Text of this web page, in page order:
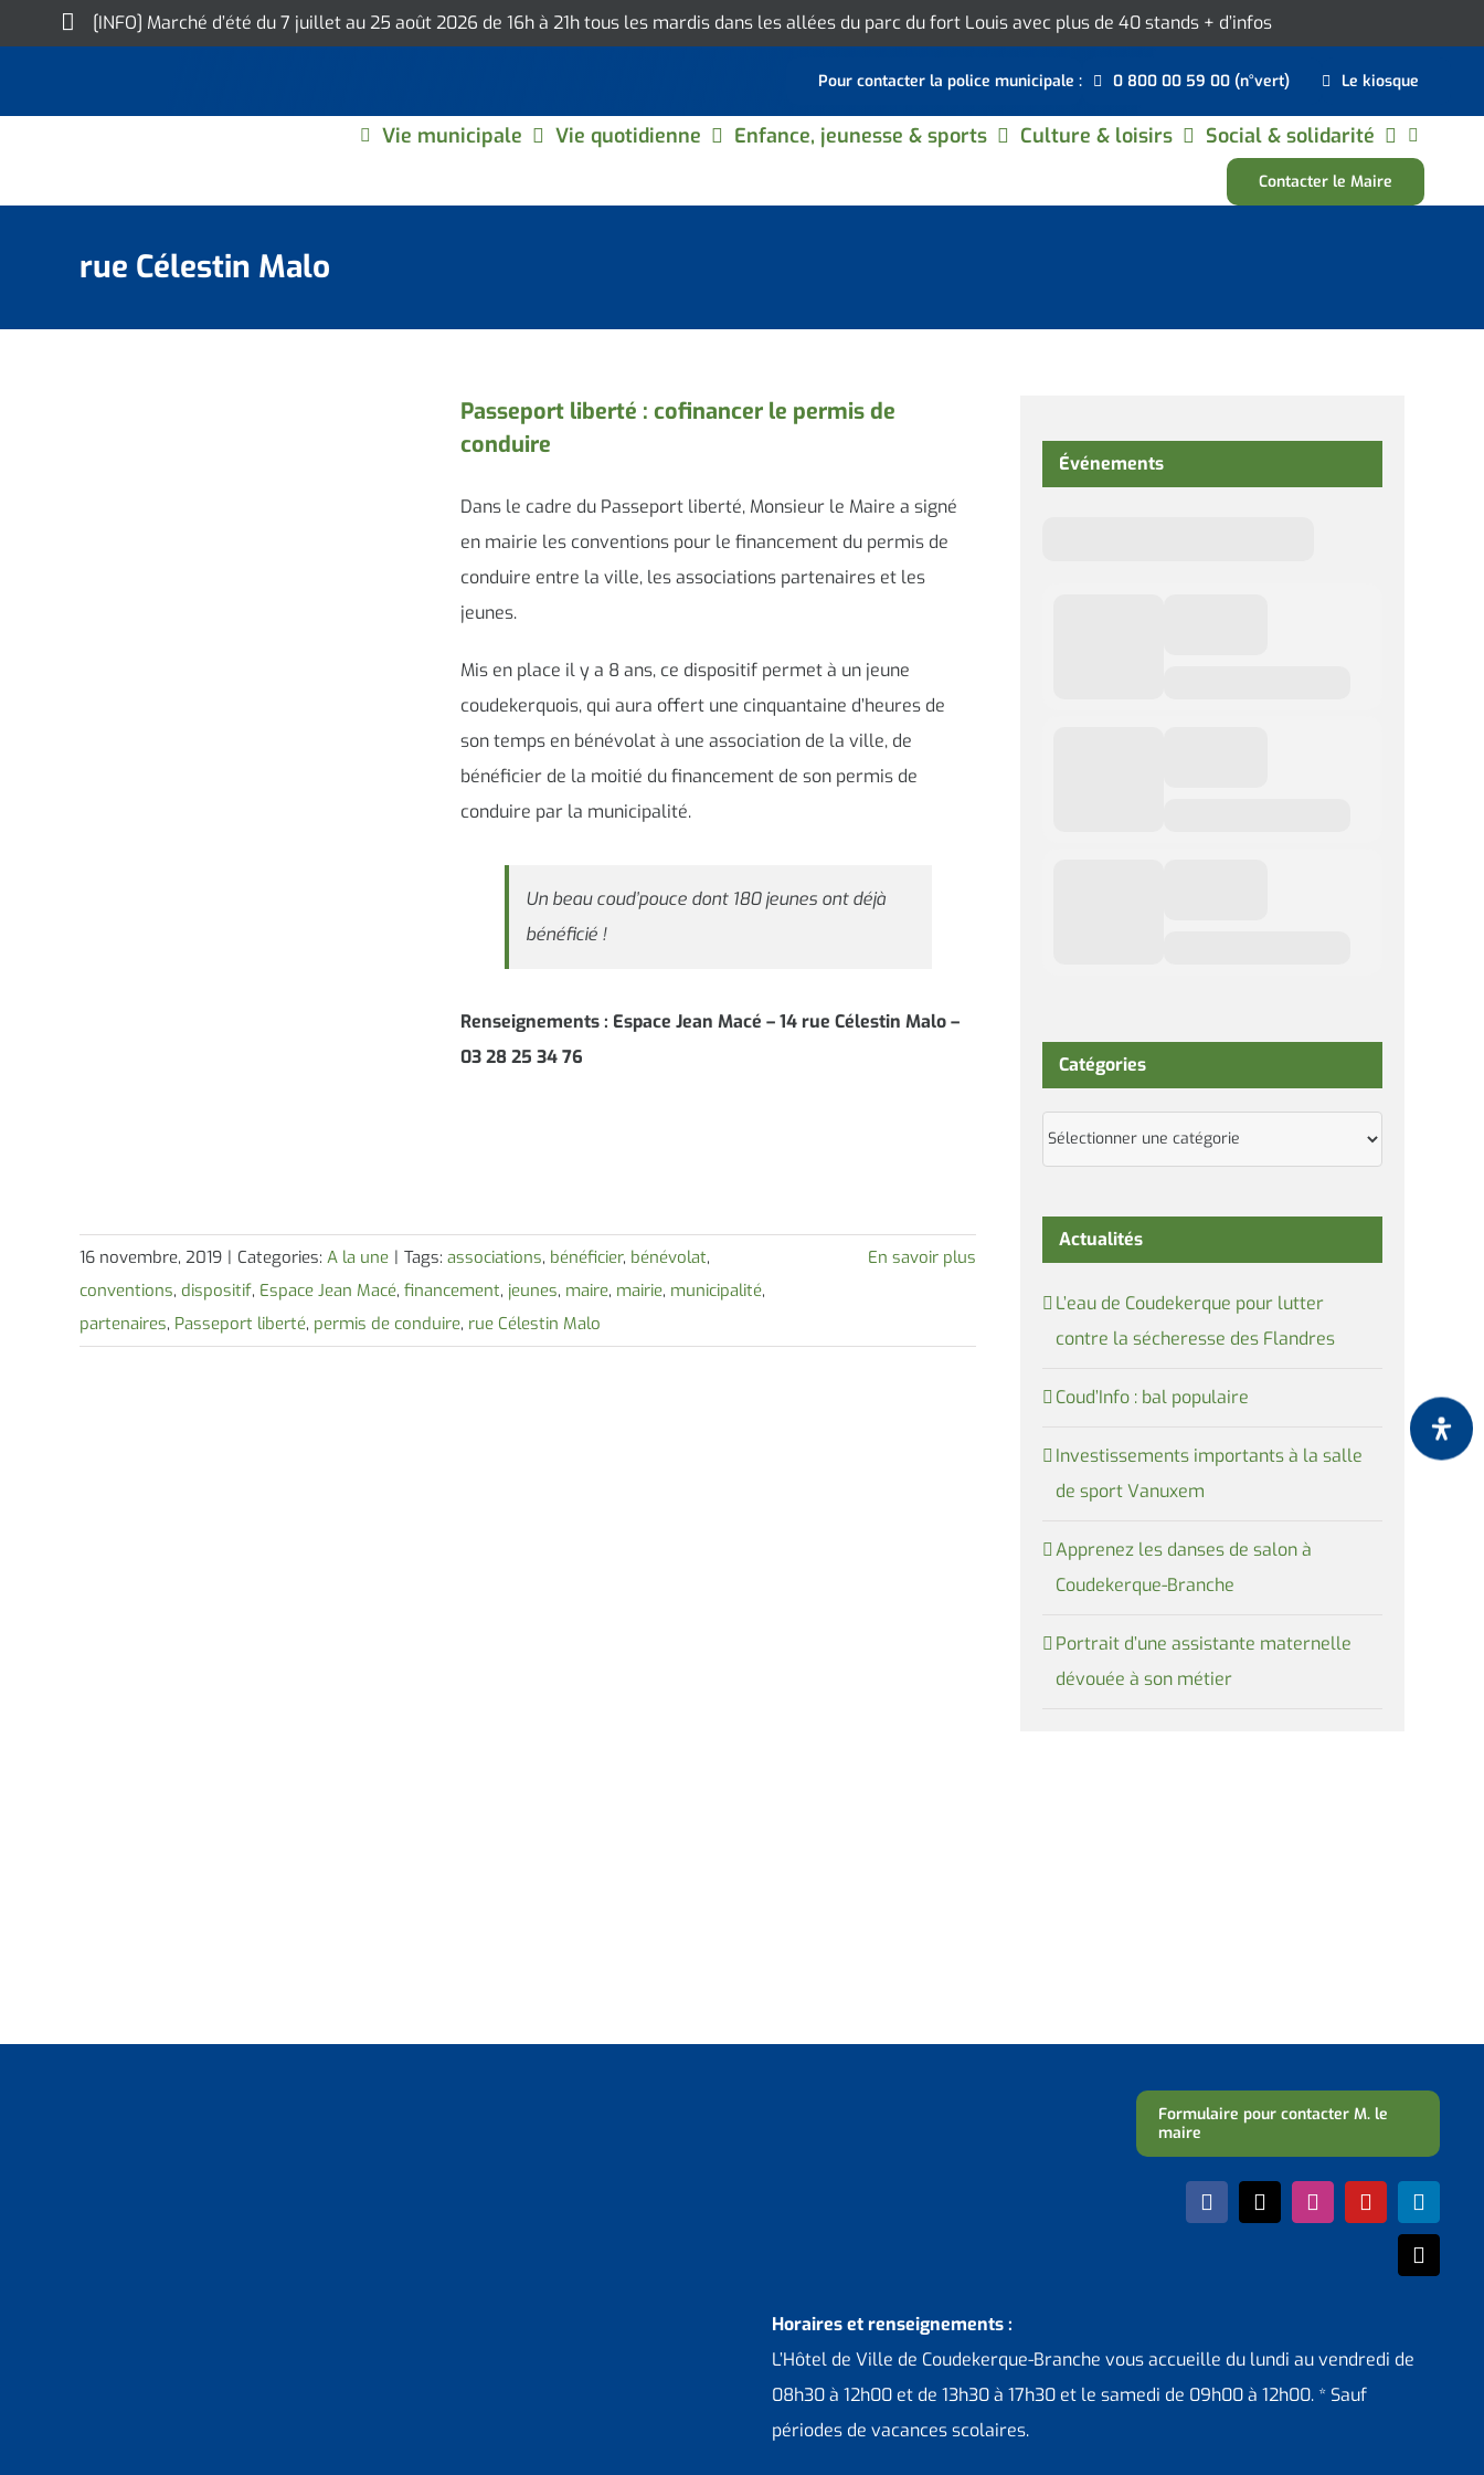
to
[INFO] Marché d’été du 7 juillet au 25 août 2026 de 16h à 21h tous les mardis dans les allées du parc du fort Louis avec plus de 40 stands + d’infos
Pour contacter la police municipale : 0 800 00 59 00 (n°vert) Le kiosque
Vie municipale Vie quotidienne Enfance, jeunesse & sports Culture & loisirs Social & solidarité
Contacter le Maire
rue Célestin Malo
Passeport liberté : cofinancer le permis de
conduire
Dans le cadre du Passeport liberté, Monsieur le Maire a signé
en mairie les conventions pour le financement du permis de
conduire entre la ville, les associations partenaires et les
jeunes.
Mis en place il y a 8 ans, ce dispositif permet à un jeune
coudekerquois, qui aura offert une cinquantaine d’heures de
son temps en bénévolat à une association de la ville, de
bénéficier de la moitié du financement de son permis de
conduire par la municipalité.
Un beau coud’pouce dont 180 jeunes ont déjà
bénéficié !
Renseignements : Espace Jean Macé – 14 rue Célestin Malo –
03 28 25 34 76
16 novembre, 2019 | Categories: A la une | Tags: associations, bénéficier, bénévolat,
conventions, dispositif, Espace Jean Macé, financement, jeunes, maire, mairie, municipalité,
partenaires, Passeport liberté, permis de conduire, rue Célestin Malo
En savoir plus
Événements
Catégories
Catégories
Actualités
L’eau de Coudekerque pour lutter
contre la sécheresse des Flandres
Coud’Info : bal populaire
Investissements importants à la salle
de sport Vanuxem
Apprenez les danses de salon à
Coudekerque-Branche
Portrait d’une assistante maternelle
dévouée à son métier
Formulaire pour contacter M. le
maire
Horaires et renseignements :
L’Hôtel de Ville de Coudekerque-Branche vous accueille du lundi au vendredi de
08h30 à 12h00 et de 13h30 à 17h30 et le samedi de 09h00 à 12h00. * Sauf
périodes de vacances scolaires.